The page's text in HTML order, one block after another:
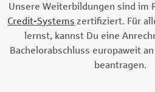
Unsere Weiterbildungen sind im
Credit-Systems zertifiziert. Für
lernst, kannst Du eine
Bachelorabschluss europaweit
beantragen.